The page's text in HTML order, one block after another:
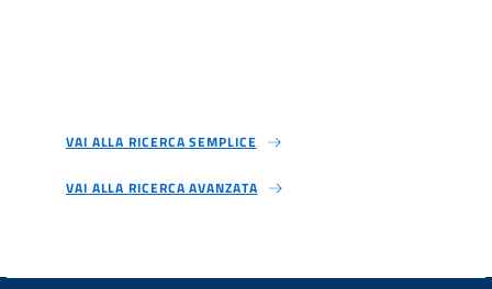
VAI ALLA RICERCA SEMPLICE
VAI ALLA RICERCA AVANZATA